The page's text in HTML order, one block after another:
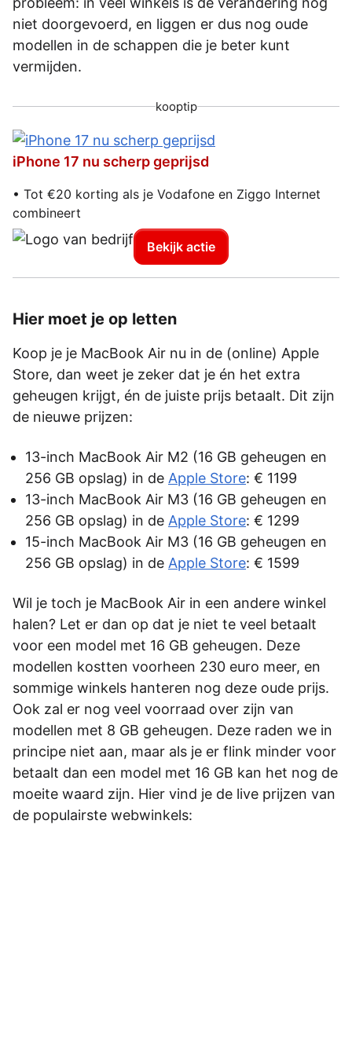
niet doorgevoerd, en liggen er dus nog oude
modellen in de schappen die je beter kunt
vermijden.
kooptip
iPhone 17 nu scherp geprijsd
• Tot €20 korting als je Vodafone en Ziggo Internet
combineert
Bekijk actie
Hier moet je op letten
Koop je je MacBook Air nu in de (online) Apple
Store, dan weet je zeker dat je én het extra
geheugen krijgt, én de juiste prijs betaalt. Dit zijn
de nieuwe prijzen:
13-inch MacBook Air M2 (16 GB geheugen en
256 GB opslag) in de Apple Store: € 1199
13-inch MacBook Air M3 (16 GB geheugen en
256 GB opslag) in de Apple Store: € 1299
15-inch MacBook Air M3 (16 GB geheugen en
256 GB opslag) in de Apple Store: € 1599
Wil je toch je MacBook Air in een andere winkel
halen? Let er dan op dat je niet te veel betaalt
voor een model met 16 GB geheugen. Deze
modellen kostten voorheen 230 euro meer, en
sommige winkels hanteren nog deze oude prijs.
Ook zal er nog veel voorraad over zijn van
modellen met 8 GB geheugen. Deze raden we in
principe niet aan, maar als je er flink minder voor
betaalt dan een model met 16 GB kan het nog de
moeite waard zijn. Hier vind je de live prijzen van
de populairste webwinkels: